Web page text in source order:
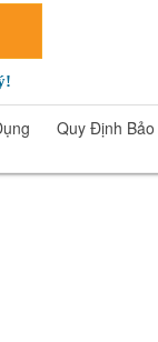
Quy Định